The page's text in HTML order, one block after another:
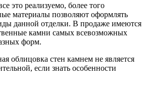
это реализуемо, более того
материалы позволяют оформлять
данной отделки. В продаже имеются
камни самых всевозможных
форм.
облицовка стен камнем не является
если знать особенности